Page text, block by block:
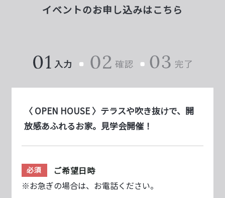
イベントのお申し込みはこちら
〈 OPEN HOUSE 〉テラスや吹き抜けで、開
放感あふれるお家。見学会開催！
必須
ご希望日時
※お急ぎの場合は、お電話ください。